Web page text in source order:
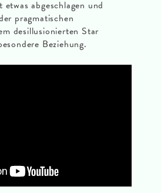
abgeschlagen und
pragmatischen
desillusionierten Star
Beziehung.